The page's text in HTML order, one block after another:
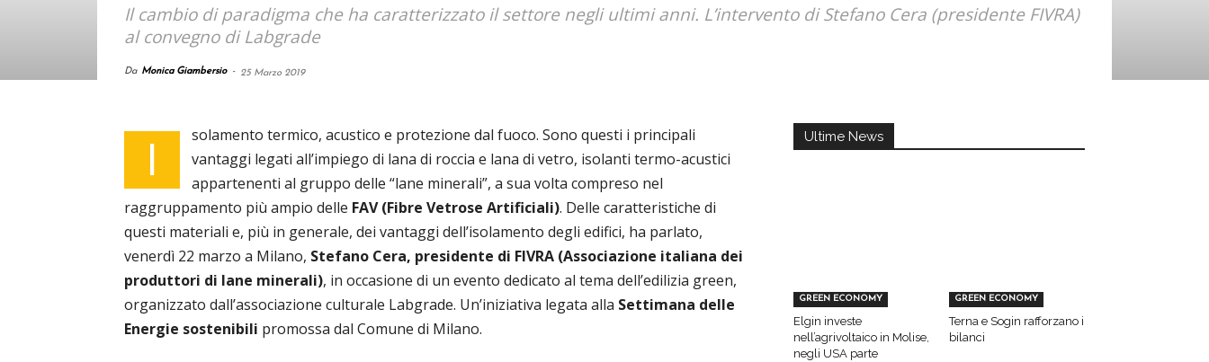
Il cambio di paradigma che ha caratterizzato il settore negli ultimi anni. L’intervento di Stefano Cera (presidente FIVRA)
al convegno di Labgrade
Da Monica Giambersio - 25 Marzo 2019
I
solamento termico, acustico e protezione dal fuoco. Sono questi i principali
vantaggi legati all’impiego di lana di roccia e lana di vetro, isolanti termo-acustici
appartenenti al gruppo delle “lane minerali”, a sua volta compreso nel
raggruppamento più ampio delle FAV (Fibre Vetrose Artificiali). Delle caratteristiche di
questi materiali e, più in generale, dei vantaggi dell’isolamento degli edifici, ha parlato,
venerdì 22 marzo a Milano, Stefano Cera, presidente di FIVRA (Associazione italiana dei
produttori di lane minerali), in occasione di un evento dedicato al tema dell’edilizia green,
organizzato dall’associazione culturale Labgrade. Un’iniziativa legata alla Settimana delle
Energie sostenibili promossa dal Comune di Milano.
Ultime News
GREEN ECONOMY
Elgin investe
nell’agrivoltaico in Molise,
negli USA parte
GREEN ECONOMY
Terna e Sogin rafforzano i
bilanci